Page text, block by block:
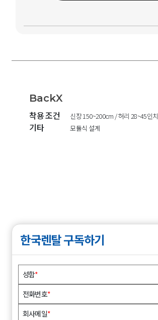
BackX
착용 조건
신장 150~200cm / 허리 28~45인치
기타 모듈식 설계
한국렌탈 구독하기
성함*
전화번호*
회사메일*